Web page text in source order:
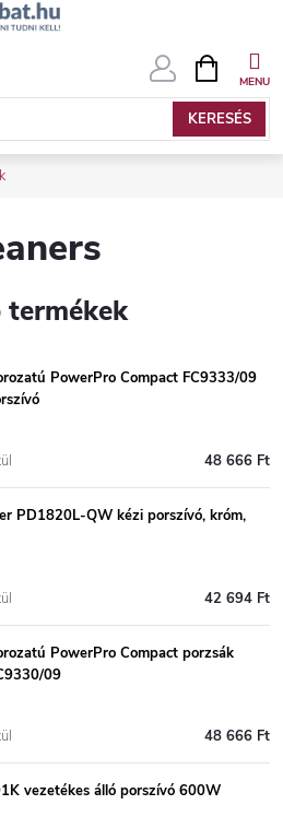
KERESÉS
KOSÁR
termékek
PowerPro Compact FC9333/09
48 666 Ft
PD1820L-QW kézi porszívó, króm,
42 694 Ft
PowerPro Compact porzsák
09
48 666 Ft
vezetékes álló porszívó 600W